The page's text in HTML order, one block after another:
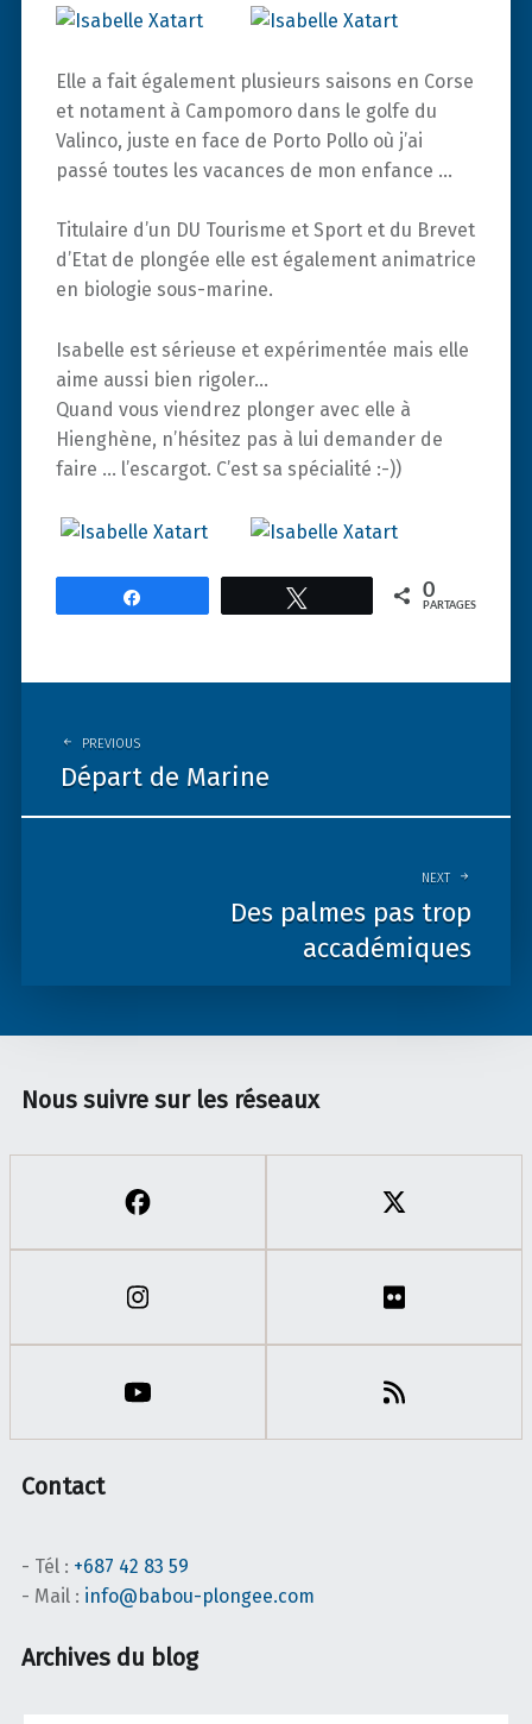
Elle a fait également plusieurs saisons en Corse
et notament à Campomoro dans le golfe du
Valinco, juste en face de Porto Pollo où j’ai
passé toutes les vacances de mon enfance …
Titulaire d’un DU Tourisme et Sport et du Brevet
d’Etat de plongée elle est également animatrice
en biologie sous-marine.
Isabelle est sérieuse et expérimentée mais elle
aime aussi bien rigoler…
Quand vous viendrez plonger avec elle à
Hienghène, n’hésitez pas à lui demander de
faire … l’escargot. C’est sa spécialité :-))
0
PARTAGES
navigation
PREVIOUS
Départ de Marine
NEXT
Des palmes pas trop
accadémiques
Nous suivre sur les réseaux
Contact
- Tél : +687 42 83 59
- Mail : info@babou-plongee.com
Archives du blog